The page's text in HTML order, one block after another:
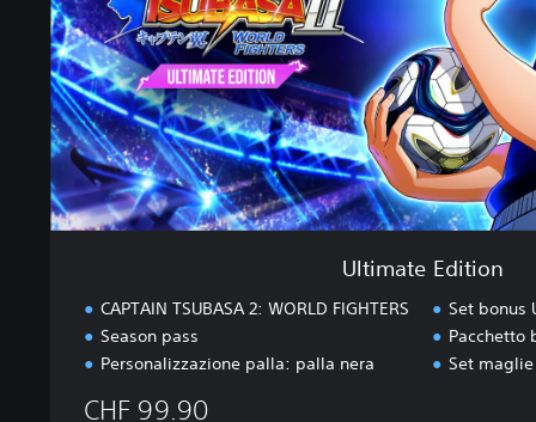
E
d
i
t
i
o
n
Ultimate Edition
CAPTAIN TSUBASA 2: WORLD FIGHTERS
Season pass
Personalizzazione palla: palla nera
Set bonus
Pacchetto
Set
CHF 99.90